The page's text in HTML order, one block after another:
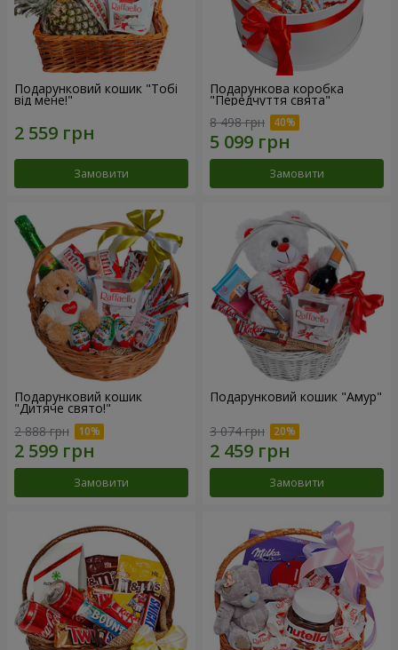
Подарунковий кошик "Тобі
від мене!"
Замовити
Подарункова коробка
"Передчуття свята"
8 498 грн
Замовити
Подарунковий кошик
"Дитяче свято!"
2 888 грн
Замовити
Подарунковий кошик "Амур"
3 074 грн
Замовити